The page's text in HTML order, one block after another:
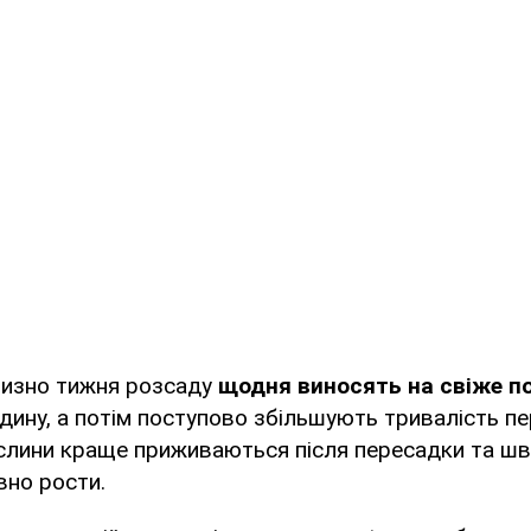
тижня розсаду щодня виносять на свіже
а потім поступово збільшують тривалість
краще приживаються після пересадки та
рости.